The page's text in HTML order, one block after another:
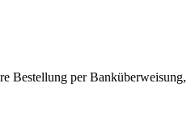
Bestellung per Banküberweisung,